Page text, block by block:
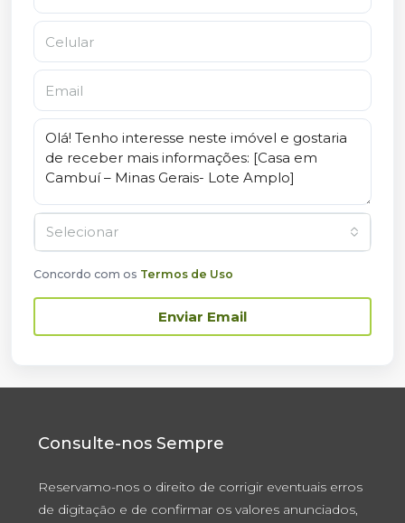
Selecionar
Concordo com os Termos de Uso
Enviar Email
Consulte-nos Sempre
Reservamo-nos o direito de corrigir eventuais erros
de digitação e de confirmar os valores anunciados,